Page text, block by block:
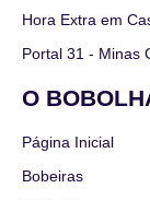
Hora Extra em
Portal 31 - Minas
O
Página Inicial
Bobeiras